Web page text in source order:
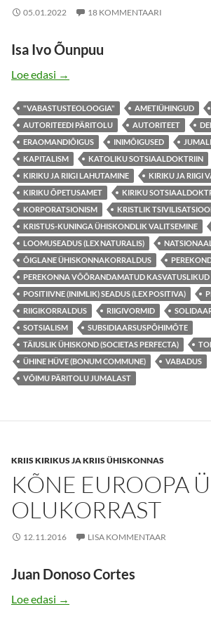
05.01.2022 18 KOMMENTAARI
Isa Ivo Õunpuu
Loe edasi ÜLEVAADE KATOLIKU
→
"VABASTUSTEOLOOGIA" AMETIÜHINGUD
AUTORITEEDI PÄRITOLU
AUTORITEET
ERAOMANDIÕIGUS
INIMÕIGUSED
KAPITALISM
KATOLIKU SOTSIAALDOKTRIIN
KIRIKU JA RIIGI LAHUTAMINE
KIRIKU JA RIIGI
KIRIKU ÕPETUSAMET
KIRIKU
KORPORATSIONISM
KRISTLIK
KRISTUS-KUNINGA ÜHISKONDLIK VALITSEMINE
LOOMUSEADUS (LEX NATURALIS)
ÕIGLANE ÜHISKONNAKORRALDUS
PEREKONNA VÕÕRANDAMATUD KASVATUSLIKUD
POSITIIVNE (INIMLIK) SEADUS (LEX POSITIVA)
RIIGIKORRALDUS
RIIGIVORMID
SOTSIALISM
SUBSIDIAARSUSPÕHIMÕTE
TÄIUSLIK ÜHISKOND (SOCIETAS PERFECTA)
ÜHINE HÜVE (BONUM COMMUNE)
VABADUS
VÕIMU PÄRITOLU JUMALAST
KRIIS KIRIKUS JA KRIIS ÜHISKONNAS
KÕNE EUROOPA
OLUKORRAST
12.11.2016 LISA KOMMENTAAR
Juan Donoso Cortes
Loe edasi KÕNE EUROOPA ÜLDISEST
→